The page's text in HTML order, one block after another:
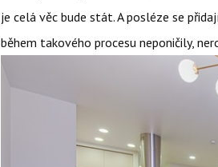
je celá věc bude stát. A posléze se
během takového procesu neponičily,